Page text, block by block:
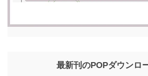
最新刊のPOPダウンロ